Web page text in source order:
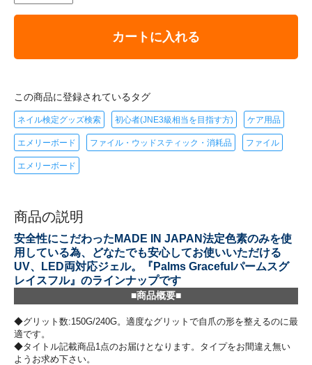
カートに入れる
この商品に登録されているタグ
ネイル検定グッズ検索 初心者(JNE3級相当を目指す方) ケア用品
エメリーボード ファイル・ウッドスティック・消耗品 ファイル
エメリーボード
商品の説明
安全性にこだわったMADE IN JAPAN法定色素のみを使
用している為、どなたでも安心してお使いいただける
UV、LED両対応ジェル。『Palms Gracefulパームスグ
レイスフル』のラインナップです
■商品概要■
◆グリット数:150G/240G。適度なグリットで自爪の形を整えるのに最
適です。
◆タイトル記載商品1点のお届けとなります。タイプをお間違え無い
ようお求め下さい。